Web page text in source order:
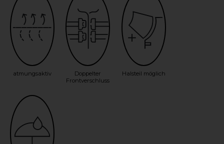
atmungsaktiv
Doppelter
Frontverschluss
Halsteil möglich